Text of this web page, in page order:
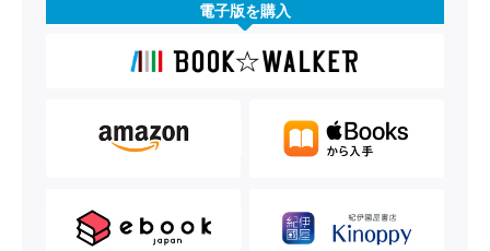
電子版を購入